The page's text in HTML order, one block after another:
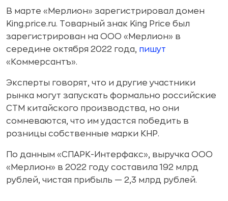
В марте «Мерлион» зарегистрировал домен
King.price.ru. Товарный знак King Price был
зарегистрирован на ООО «Мерлион» в
середине октября 2022 года, пишут
«Коммерсантъ».
Эксперты говорят, что и другие участники
рынка могут запускать формально российские
СТМ китайского производства, но они
сомневаются, что им удастся победить в
розницы собственные марки КНР.
По данным «СПАРК-Интерфакс», выручка ООО
«Мерлион» в 2022 году составила 192 млрд
рублей, чистая прибыль — 2,3 млрд рублей.